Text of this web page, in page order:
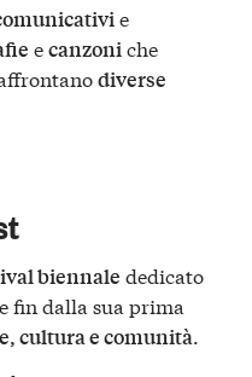
e
ecanzoniche
diverse
biennale dedicato
fin dalla sua prima
cultura e comunità.